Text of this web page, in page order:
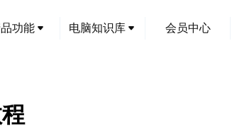
功能 电脑知识库 会员中心